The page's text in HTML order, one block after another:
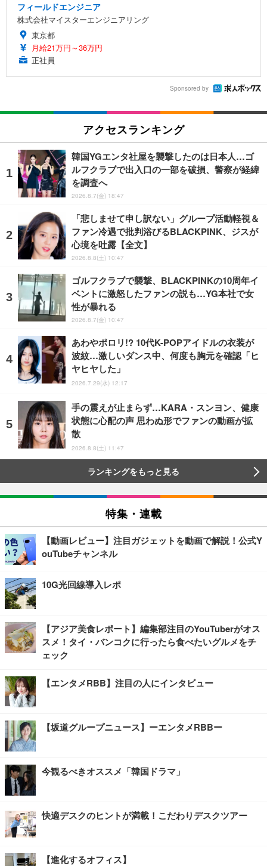
フィールドエンジニア
株式会社マイスターエンジニアリング
東京都
月給21万円～36万円
正社員
Sponsored by
アクセスランキング
韓国YGエンタ社屋を襲撃したのは日本人…ゴ
ルフクラブで出入口の一部を破損、警察が経緯
を調査へ
2026.8.7(金) 18:47
「悲しませて申し訳ない」グループ活動軽視＆
ファン冷遇で批判浴びるBLACKPINK、ジスが
心境を吐露【全文】
2026.8.8(土) 10:47
ゴルフクラブで襲撃、BLACKPINKの10周年イ
ベントに激怒したファンの説も…YG本社で女
性が暴れる
2026.8.7(金) 10:47
あわやポロリ!? 10代K-POPアイドルの衣装が
波紋…激しいダンス中、何度も胸元を確認「ヒ
ヤヒヤした」
2026.7.29(水) 12:17
手の震えが止まらず…KARA・スンヨン、健康
状態に心配の声 思わぬ形でファンの動画が拡
散
2026.8.8(土) 11:47
ランキングをもっと見る
特集・連載
【動画レビュー】注目ガジェットを動画で解説！公式Y
ouTubeチャンネル
10G光回線導入レポ
【アジア美食レポート】編集部注目のYouTuberがオス
スメ！タイ・バンコクに行ったら食べたいグルメをチ
ェック
【エンタメRBB】注目の人にインタビュー
【坂道グループニュース】ーエンタメRBBー
今観るべきオススメ「韓国ドラマ」
快適デスクのヒントが満載！こだわりデスクツアー
【進化するオフィス】